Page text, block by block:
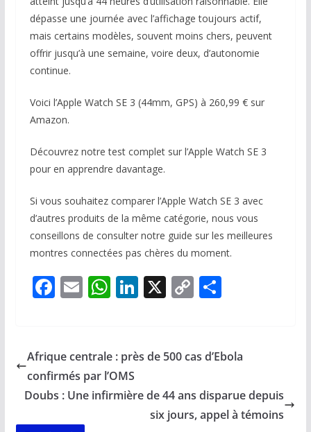
dépasse une journée avec l’affichage toujours actif,
mais certains modèles, souvent moins chers, peuvent
offrir jusqu’à une semaine, voire deux, d’autonomie
continue.
Voici l’Apple Watch SE 3 (44mm, GPS) à 260,99 € sur
Amazon.
Découvrez notre test complet sur l’Apple Watch SE 3
pour en apprendre davantage.
Si vous souhaitez comparer l’Apple Watch SE 3 avec
d’autres produits de la même catégorie, nous vous
conseillons de consulter notre guide sur les meilleures
montres connectées pas chères du moment.
F
b
o
o
k
E
l
W
s
A
p
Li
e
n
X C
y
n
k
P
g
Afrique centrale : près de 500 cas d’Ebola
confirmés par l’OMS
Doubs : Une infirmière de 44 ans disparue depuis
six jours, appel à témoins